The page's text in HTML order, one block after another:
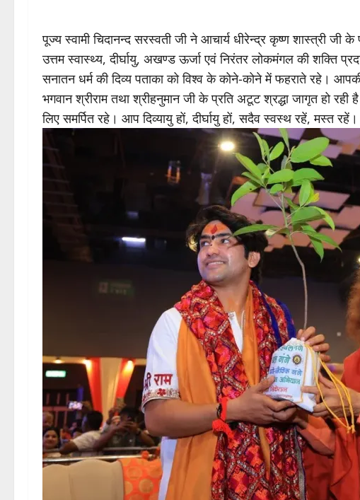
पूज्य स्वामी चिदानन्द सरस्वती जी ने आचार्य धीरेन्द्र कृष्ण शास्त्री
उत्तम स्वास्थ्य, दीर्घायु, अखण्ड ऊर्जा एवं निरंतर लोकमंगल की शक्ति
सनातन धर्म की दिव्य पताका को विश्व के कोने-कोने में फहराते रहे।
भगवान श्रीराम तथा श्रीहनुमान जी के प्रति अटूट श्रद्धा जागृत हो
लिए समर्पित रहे। आप दिव्यायु हों, दीर्घायु हों, सदैव स्वस्थ रहें, मस्त रहें।